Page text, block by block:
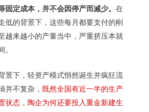
固定成本，并不会因停产而减少。 在
低的背景下，这些每月都要支付的刚
越来越小的产量当中，严重挤压本就
景下，轻资产模式悄然诞生并疯狂流
并不复杂， 既然全国有近一半的生产
状态，陶企为何还要投入重金新建生